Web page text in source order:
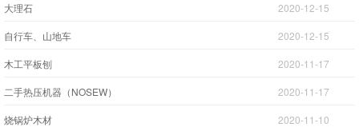
大理石 2020-12-15
自行车、山地车 2020-12-15
木工平板刨 2020-11-17
二手热压机器（NOSEW） 2020-11-17
烧锅炉木材 2020-11-10